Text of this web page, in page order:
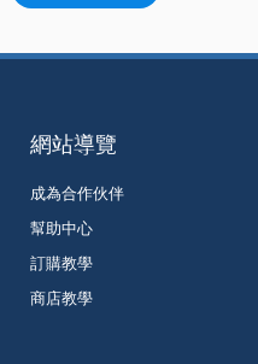
網站導覽
成為合作伙伴
幫助中心
訂購教學
商店教學